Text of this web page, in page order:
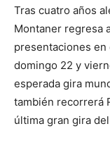
Tras cuatro años
Montaner regresa
presentaciones en
domingo 22 y
esperada gira
también recorrerá
última gran gira